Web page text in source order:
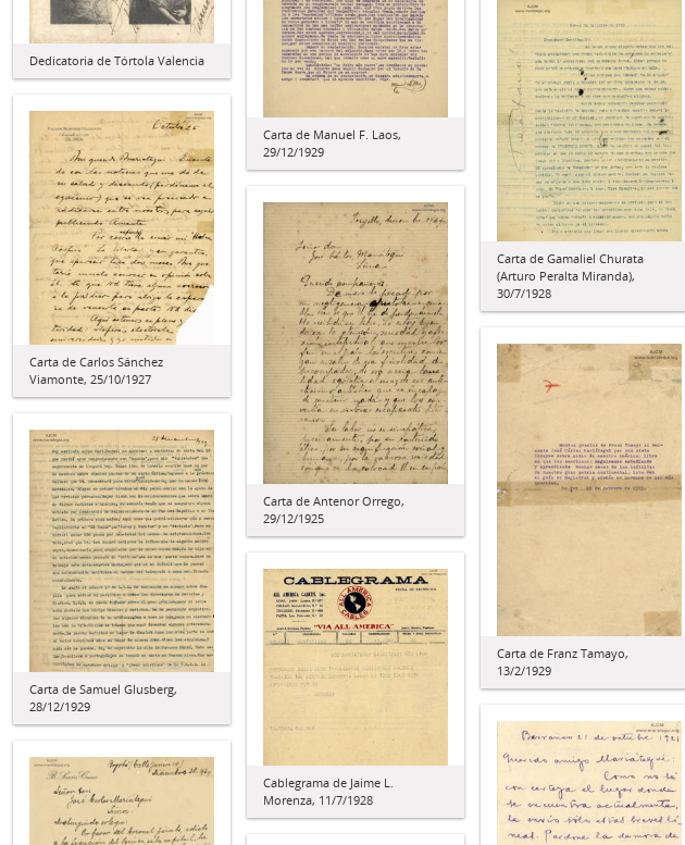
Dedicatoria de Tórtola Valencia
Carta de Manuel F. Laos,
29/12/1929
Carta de Gamaliel Churata
(Arturo Peralta Miranda),
30/7/1928
Carta de Carlos Sánchez
Viamonte, 25/10/1927
Carta de Antenor Orrego,
29/12/1925
Carta de Franz Tamayo,
13/2/1929
Carta de Samuel Glusberg,
28/12/1929
Cablegrama de Jaime L.
Morenza, 11/7/1928